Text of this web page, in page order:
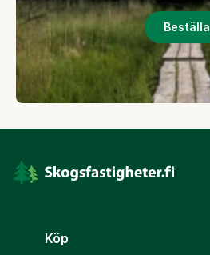
Beställa
Köp